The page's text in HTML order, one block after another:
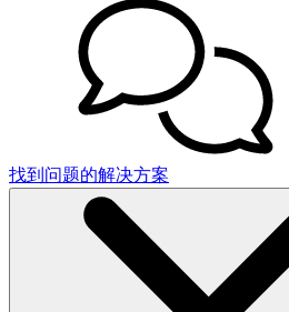
找到问题的解决方案